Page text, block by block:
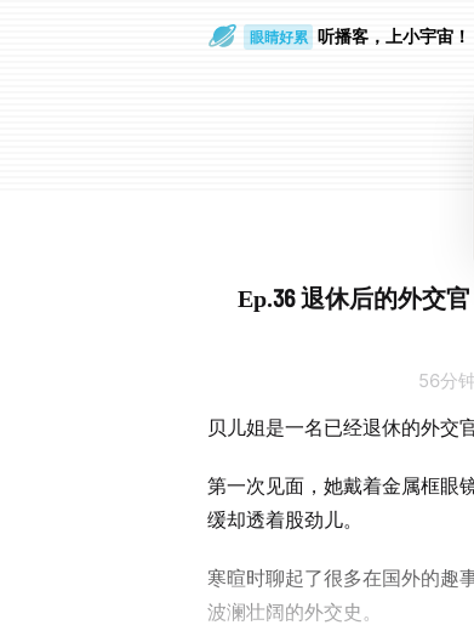
一个人
听播客，上小宇宙！
Ep.36 退休后的外交
56分钟
贝儿姐是一名已经退休的外交官
第一次见面，她戴着金属框眼
缓却透着股劲儿。
寒暄时聊起了很多在国外的趣
波澜壮阔的外交史。